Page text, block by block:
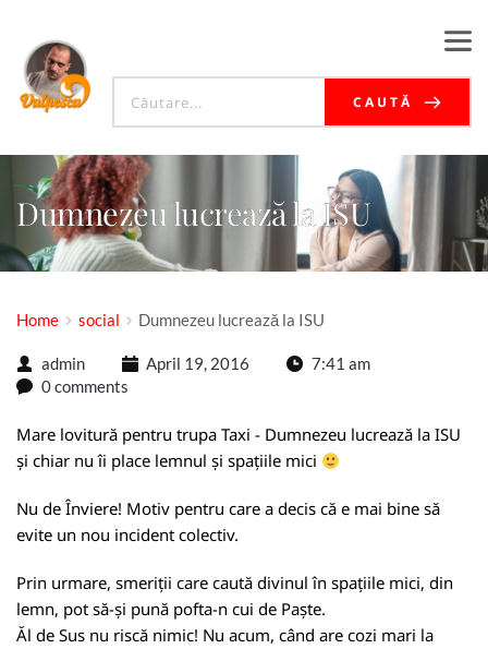
CAUTĂ
Dumnezeu lucrează la ISU
Home social Dumnezeu lucrează la ISU
admin April 19, 2016
7:41 am
0 comments
Mare lovitură pentru trupa Taxi - Dumnezeu lucrează la ISU
și chiar nu îi place lemnul și spațiile mici
Nu de Înviere! Motiv pentru care a decis că e mai bine să
evite un nou incident colectiv.
Prin urmare, smeriții care caută divinul în spațiile mici, din
lemn, pot să-și pună pofta-n cui de Paște.
Ăl de Sus nu riscă nimic! Nu acum, când are cozi mari la